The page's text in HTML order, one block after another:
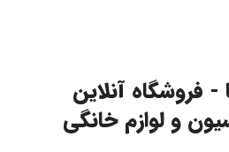
فروشگاه آنلاین
و لوازم خانگی